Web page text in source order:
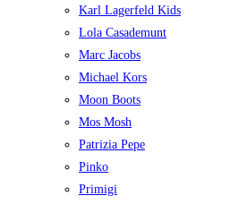
Karl Lagerfeld Kids
Lola Casademunt
Marc Jacobs
Michael Kors
Moon Boots
Mos Mosh
Patrizia Pepe
Pinko
Primigi